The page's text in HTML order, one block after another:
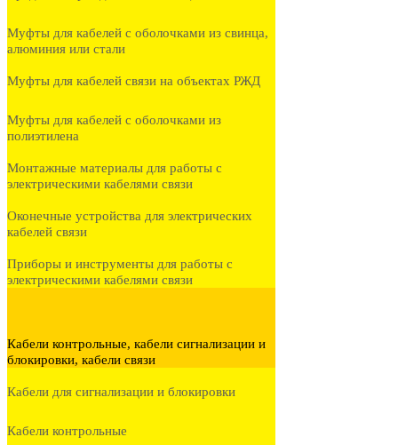
Муфты для кабелей с оболочками из свинца,
алюминия или стали
Муфты для кабелей связи на объектах РЖД
Муфты для кабелей с оболочками из
полиэтилена
Монтажные материалы для работы с
электрическими кабелями связи
Оконечные устройства для электрических
кабелей связи
Приборы и инструменты для работы с
электрическими кабелями связи
Кабели контрольные, кабели сигнализации и
блокировки, кабели связи
Кабели для сигнализации и блокировки
Кабели контрольные